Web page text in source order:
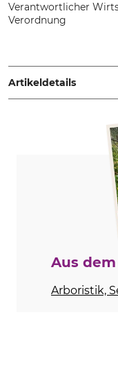
Verantwortlicher
Verordnung
Germany,
Artikeldetails
Aus
Arboristik,